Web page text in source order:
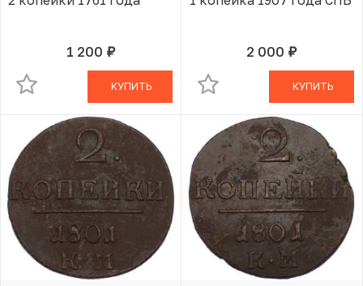
1 200 руб.
В КОРЗИНЕ
КУПИТЬ
2 000 руб.
В КОРЗИНЕ
КУПИТЬ